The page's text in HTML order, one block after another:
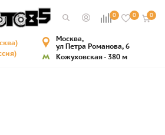
0 0 0
Москва,
ул Петра Романова, 6
Кожуховская - 380 м